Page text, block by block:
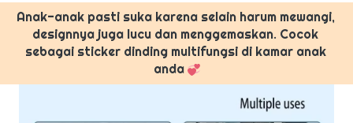
Anak-anak pasti suka karena selain harum mewangi,
designnya juga lucu dan menggemaskan. Cocok
sebagai sticker dinding multifungsi di kamar anak
anda